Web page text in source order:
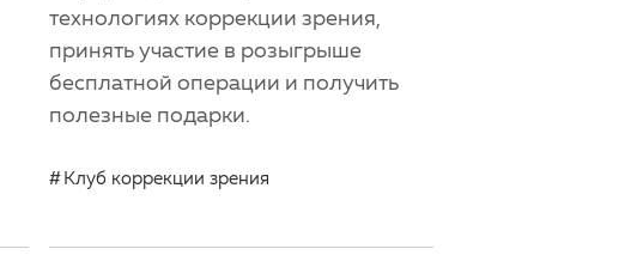
технологиях коррекции зрения,
принять участие в розыгрыше
бесплатной операции и получить
полезные подарки.
Клуб коррекции зрения